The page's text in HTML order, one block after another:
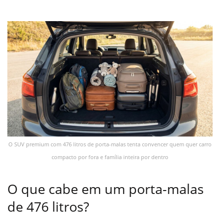
O SUV premium com 476 litros de porta-malas tenta convencer quem quer carro
compacto por fora e família inteira por dentro
O que cabe em um porta-malas
de 476 litros?